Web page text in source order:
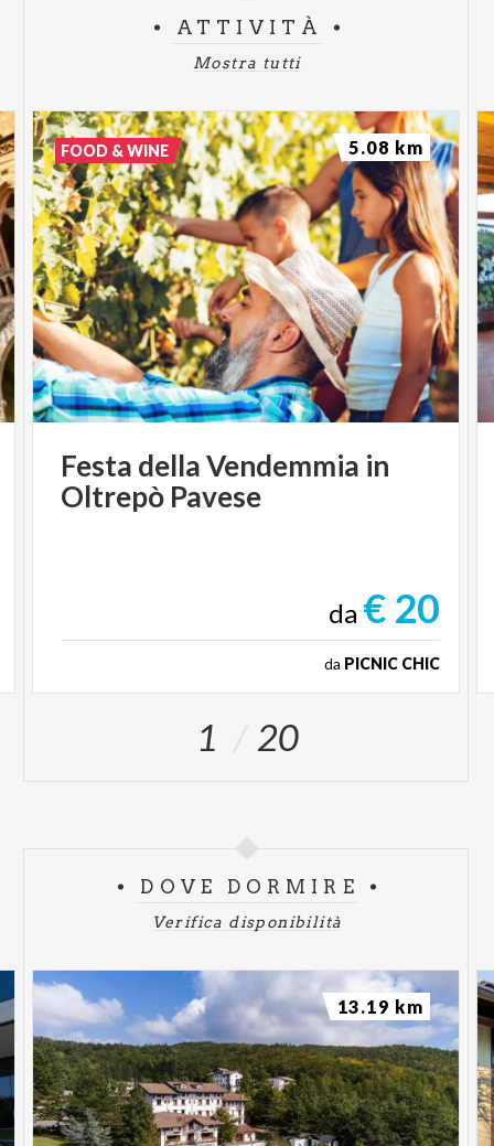
ATTIVITÀ
Mostra tutti
Festa dellaVendemmia in
Oltrepò Pavese
da € 20
da PICNIC CHIC
FOOD & WINE 5.08 km
1 20
DOVE DORMIRE
Verifica disponibilità
13.19 km